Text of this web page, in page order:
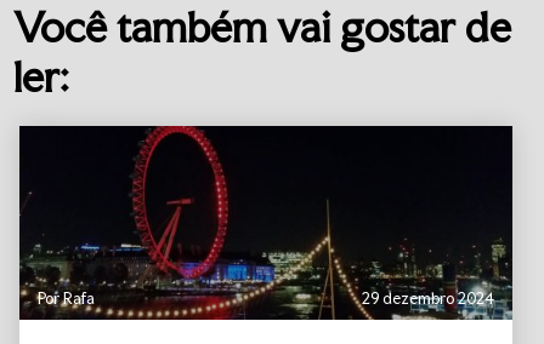
Você também vai gostar de
ler:
Por Rafa 29 dezembro 2024